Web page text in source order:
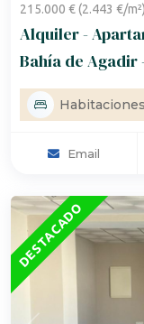
215.000 € (2.443 €/
Alquiler -
Bahía de Agadir
Email
DESTACADO